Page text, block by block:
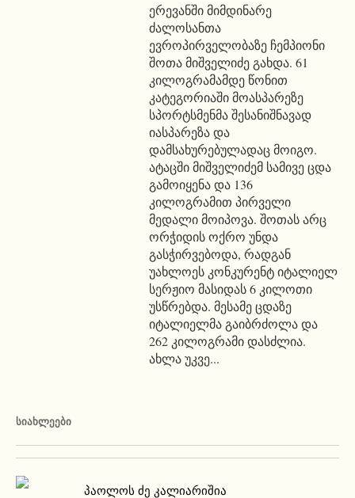
ერევანში მიმდინარე
ძალოსანთა
ევროპირველობაზე ჩემპიონი
შოთა მიშველიძე გახდა. 61
კილოგრამამდე წონით
კატეგორიაში მოასპარეზე
სპორტსმენმა შესანიშნავად
იასპარეზა და
დამსახურებულადაც მოიგო.
ატაცში მიშველიძემ სამივე ცდა
გამოიყენა და 136
კილოგრამით პირველი
მედალი მოიპოვა. შოთას არც
ორჭიდის ოქრო უნდა
გასჭირვებოდა, რადგან
უახლოეს კონკურენტ იტალიელ
სერჟიო მასიდას 6 კილოთი
უსწრებდა. მესამე ცდაზე
იტალიელმა გაიბრძოლა და
262 კილოგრამი დასძლია.
ახლა უკვე...
ᲡᲘᲐᲮᲚᲔᲔᲑᲘ
პაოლოს ძე კალიარიშია